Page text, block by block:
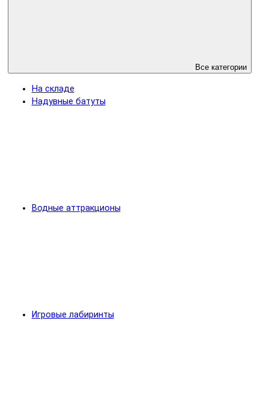
Все категории
На складе
Надувные батуты
Водные аттракционы
Игровые лабиринты